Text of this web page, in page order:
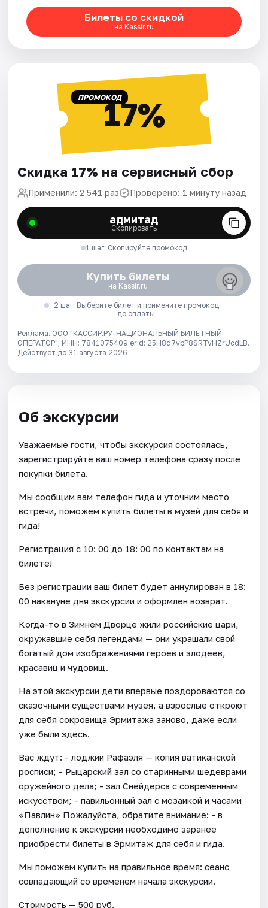
Билеты со скидкой
на Kassir.ru
ПРОМОКОД17%
Скидка 17% на сервисный сбор
Применили: 2 541 раз Проверено: 1 минуту назад
адмитад
Скопировать
1 шаг. Скопируйте промокод
Купить билеты
на Kassir.ru
2 шаг. Выберите билет и примените промокод
до оплаты
Реклама. ООО "КАССИР.РУ-НАЦИОНАЛЬНЫЙ БИЛЕТНЫЙ
ОПЕРАТОР", ИНН: 7841075409 erid: 25H8d7vbP8SRTvHZrUcdLB.
Действует до 31 августа 2026
Об экскурсии
Уважаемые гости, чтобы экскурсия состоялась,
зарегистрируйте ваш номер телефона сразу после
покупки билета.
Мы сообщим вам телефон гида и уточним место
встречи, поможем купить билеты в музей для себя и
гида!
Регистрация с 10: 00 до 18: 00 по контактам на
билете!
Без регистрации ваш билет будет аннулирован в 18:
00 накануне дня экскурсии и оформлен возврат.
Когда-то в Зимнем Дворце жили российские цари,
окружавшие себя легендами — они украшали свой
богатый дом изображениями героев и злодеев,
красавиц и чудовищ.
На этой экскурсии дети впервые поздороваются со
сказочными существами музея, а взрослые откроют
для себя сокровища Эрмитажа заново, даже если
уже были здесь.
Вас ждут: - лоджии Рафаэля — копия ватиканской
росписи; - Рыцарский зал со старинными шедеврами
оружейного дела; - зал Снейдерса с современным
искусством; - павильонный зал с мозаикой и часами
«Павлин» Пожалуйста, обратите внимание: - в
дополнение к экскурсии необходимо заранее
приобрести билеты в Эрмитаж для себя и гида.
Мы поможем купить на правильное время: сеанс
совпадающий со временем начала экскурсии.
Стоимость — 500 руб.